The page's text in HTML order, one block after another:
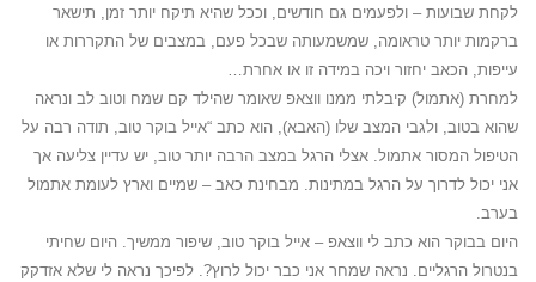
לקחת שבועות – ולפעמים גם חודשים, וככל שהיא תיקח יותר זמן, תישאר
ברקמות יותר טראומה, שמשמעותה שבכל פעם, במצבים של התקררות או
עייפות, הכאב יחזור ויכה במידה זו או אחרת…
למחרת (אתמול) קיבלתי ממנו ווצאפ שאומר שהילד קם שמח וטוב לב ונראה
שהוא בטוב, ולגבי המצב שלו (האבא), הוא כתב “אייל בוקר טוב, תודה רבה על
הטיפול המסור אתמול. אצלי הרגל במצב הרבה יותר טוב, יש עדיין צליעה אך
אני יכול לדרוך על הרגל במתינות. מבחינת כאב – שמיים וארץ לעומת אתמול
בערב.
היום בבוקר הוא כתב לי ווצאפ – אייל בוקר טוב, שיפור ממשיך. היום שחיתי
בנטרול הרגליים. נראה שמחר אני כבר יכול לרוץ?. לפיכך נראה לי שלא אזדקק